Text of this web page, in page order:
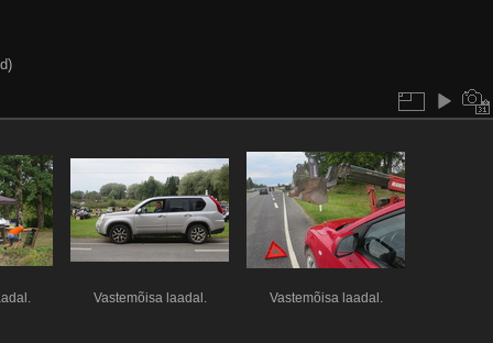
Vastemõisa laadal. Vastemõisa laadal.